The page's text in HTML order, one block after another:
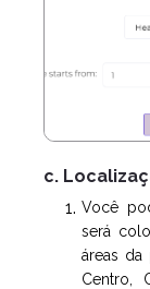
c.
Você
será
áreas da
Centro,